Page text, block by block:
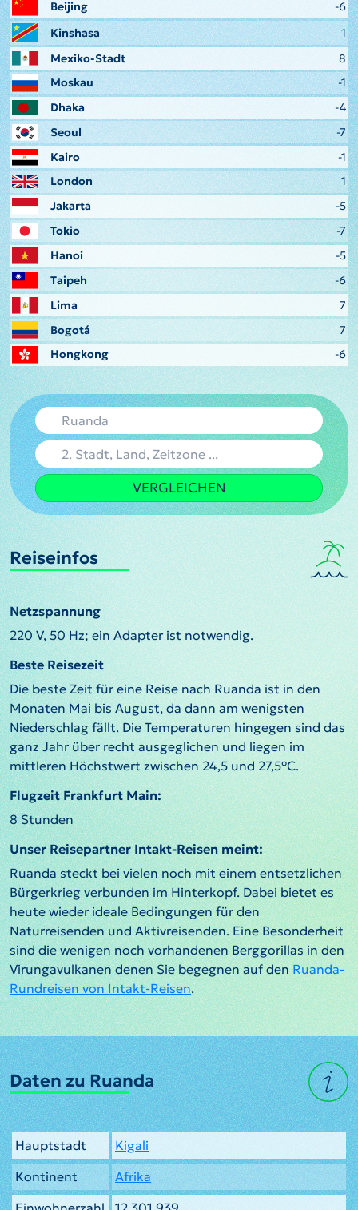
Beijing
-6
Kinshasa
1
Mexiko-Stadt
8
Moskau
-1
Dhaka
-4
Seoul
-7
Kairo
-1
London
1
Jakarta
-5
Tokio
-7
Hanoi
-5
Taipeh
-6
Lima
7
Bogotá
7
Hongkong
-6
VERGLEICHEN
Reiseinfos
Netzspannung
220 V, 50 Hz; ein Adapter ist notwendig.
Beste Reisezeit
Die beste Zeit für eine Reise nach Ruanda ist in den
Monaten Mai bis August, da dann am wenigsten
Niederschlag fällt. Die Temperaturen hingegen sind das
ganz Jahr über recht ausgeglichen und liegen im
mittleren Höchstwert zwischen 24,5 und 27,5°C.
Flugzeit Frankfurt Main:
8 Stunden
Unser Reisepartner Intakt-Reisen meint:
Ruanda steckt bei vielen noch mit einem entsetzlichen
Bürgerkrieg verbunden im Hinterkopf. Dabei bietet es
heute wieder ideale Bedingungen für den
Naturreisenden und Aktivreisenden. Eine Besonderheit
sind die wenigen noch vorhandenen Berggorillas in den
Virungavulkanen denen Sie begegnen auf denRuanda-
Rundreisen von Intakt-Reisen.
Daten zu Ruanda
Hauptstadt
Kigali
Kontinent
Afrika